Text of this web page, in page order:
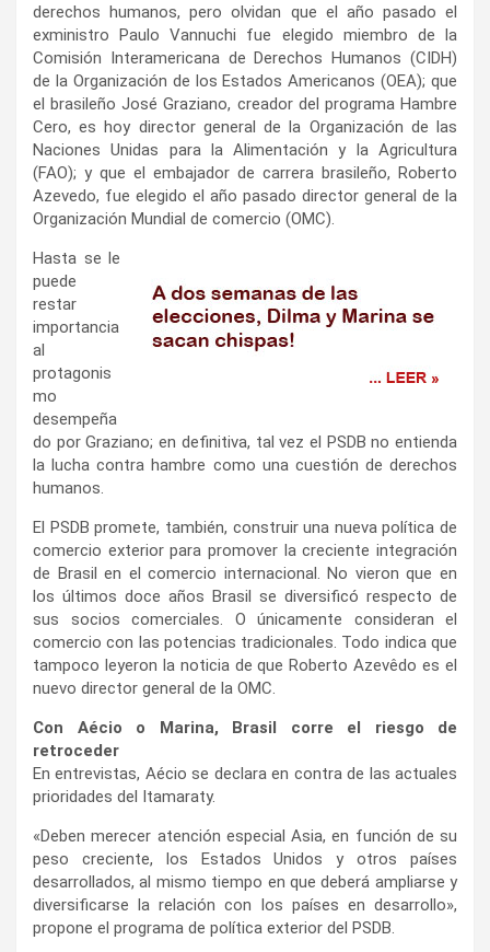
derechos humanos, pero olvidan que el año pasado el
exministro Paulo Vannuchi fue elegido miembro de la
Comisión Interamericana de Derechos Humanos (CIDH)
de la Organización de los Estados Americanos (OEA); que
el brasileño José Graziano, creador del programa Hambre
Cero, es hoy director general de la Organización de las
Naciones Unidas para la Alimentación y la Agricultura
(FAO); y que el embajador de carrera brasileño, Roberto
Azevedo, fue elegido el año pasado director general de la
Organización Mundial de comercio (OMC).
Hasta se le
puede
restar
importancia
al
protagonis
mo
desempeña
do por Graziano; en definitiva, tal vez el PSDB no entienda
la lucha contra hambre como una cuestión de derechos
humanos.
El PSDB promete, también, construir una nueva política de
comercio exterior para promover la creciente integración
de Brasil en el comercio internacional. No vieron que en
los últimos doce años Brasil se diversificó respecto de
sus socios comerciales. O únicamente consideran el
comercio con las potencias tradicionales. Todo indica que
tampoco leyeron la noticia de que Roberto Azevêdo es el
nuevo director general de la OMC.
Con Aécio o Marina, Brasil corre el riesgo de
retroceder
En entrevistas, Aécio se declara en contra de las actuales
prioridades del Itamaraty.
«Deben merecer atención especial Asia, en función de su
peso creciente, los Estados Unidos y otros países
desarrollados, al mismo tiempo en que deberá ampliarse y
diversificarse la relación con los países en desarrollo»,
propone el programa de política exterior del PSDB.